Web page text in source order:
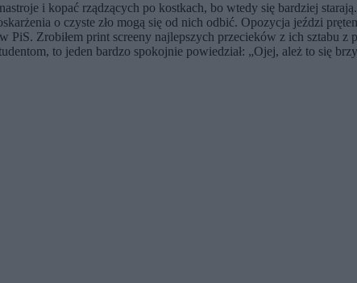
i kopać rządzących po kostkach, bo wtedy się bardziej
o czyste zło mogą się od nich odbić. Opozycja jeździ
PiS. Zrobiłem print screeny najlepszych przecieków z ich
to jeden bardzo spokojnie powiedział: „Ojej, ależ to się